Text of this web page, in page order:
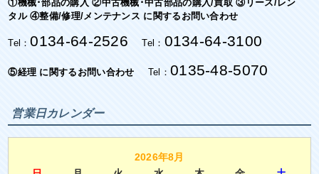
①機械･部品の購入 ②中古機械･中古部品の購入/買取 ③リース/レン
タル ④整備/修理/メンテナンス に関するお問い合わせ
Tel：0134-64-2526 Tel： 0134-64-3100
⑤経理 に関するお問い合わせ Tel： 0135-48-5070
営業日カレンダー
2026年8月